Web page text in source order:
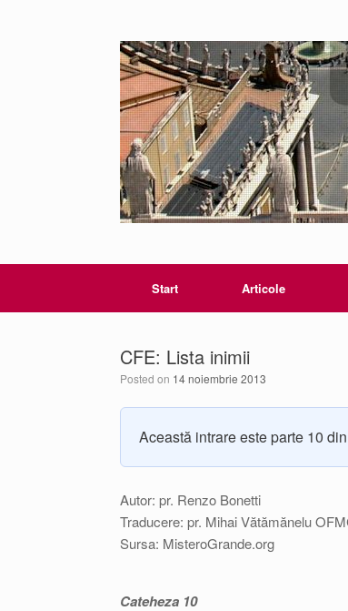
Start Articole
CFE: Lista inimii
Posted on 14 noiembrie 2013
Această intrare este parte 10
Autor: pr. Renzo Bonetti
Traducere: pr. Mihai Vătămănelu
Sursa: MisteroGrande.org
Cateheza 10